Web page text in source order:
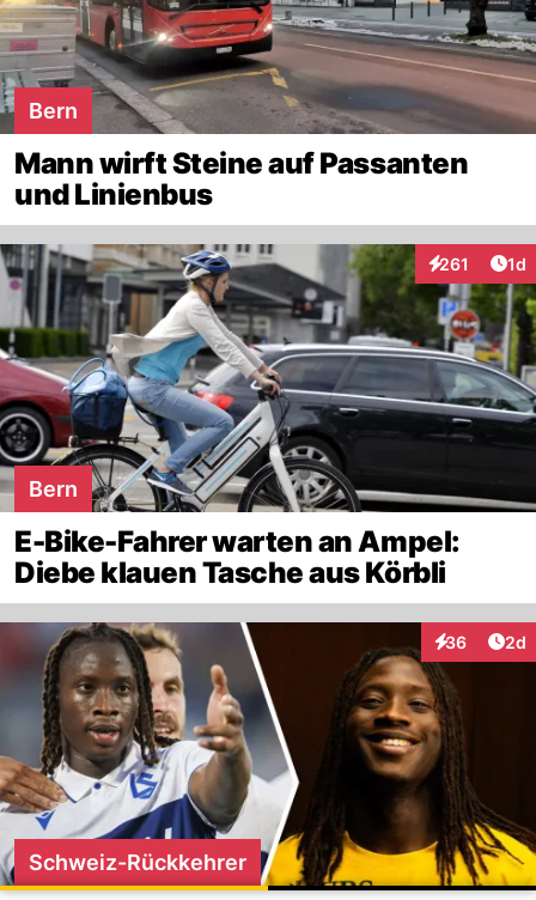
Bern
Mann wirft Steine auf Passanten
und Linienbus
261
Interaktionen
1d
Bern
E-Bike-Fahrer warten an Ampel:
Diebe klauen Tasche aus Körbli
36
Interaktionen
2d
Schweiz-Rückkehrer